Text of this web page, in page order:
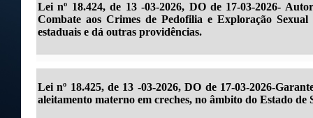
Lei nº 18.424, de 13 -03-2026, DO de 17-03-2026-
Combate aos Crimes de Pedofilia e Exploração
estaduais e dá outras providências.
Lei nº 18.425, de 13 -03-2026, DO de 17-03-2026-
aleitamento materno em creches, no âmbito do Estado de